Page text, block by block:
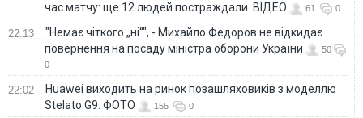
час матчу: ще 12 людей постраждали. ВІДЕО
61 0
22:13
"Немає чіткого „ні“", - Михайло Федоров не відкидає
повернення на посаду міністра оборони України
50
0
22:02
Huawei виходить на ринок позашляховиків з моделлю
Stelato G9. ФОТО
155 0